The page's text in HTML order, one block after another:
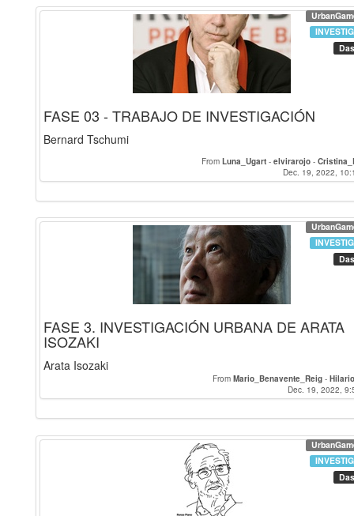
FASE 03 - TRABAJO DE INVESTIGACIÓN
Bernard Tschumi
From Luna_Ugart - elvirarojo -
Dec. 19, 2022,
FASE 3. INVESTIGACIÓN URBANA DE ARATA
ISOZAKI
Arata Isozaki
From Mario_Benavente_Reig -
Dec. 19, 2022,